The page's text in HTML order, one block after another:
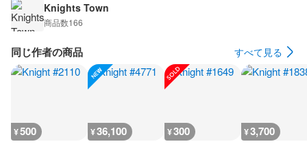
Knights Town
商品数166
同じ作者の商品 すべて見る
¥500 ¥36,100 ¥300 ¥3,700